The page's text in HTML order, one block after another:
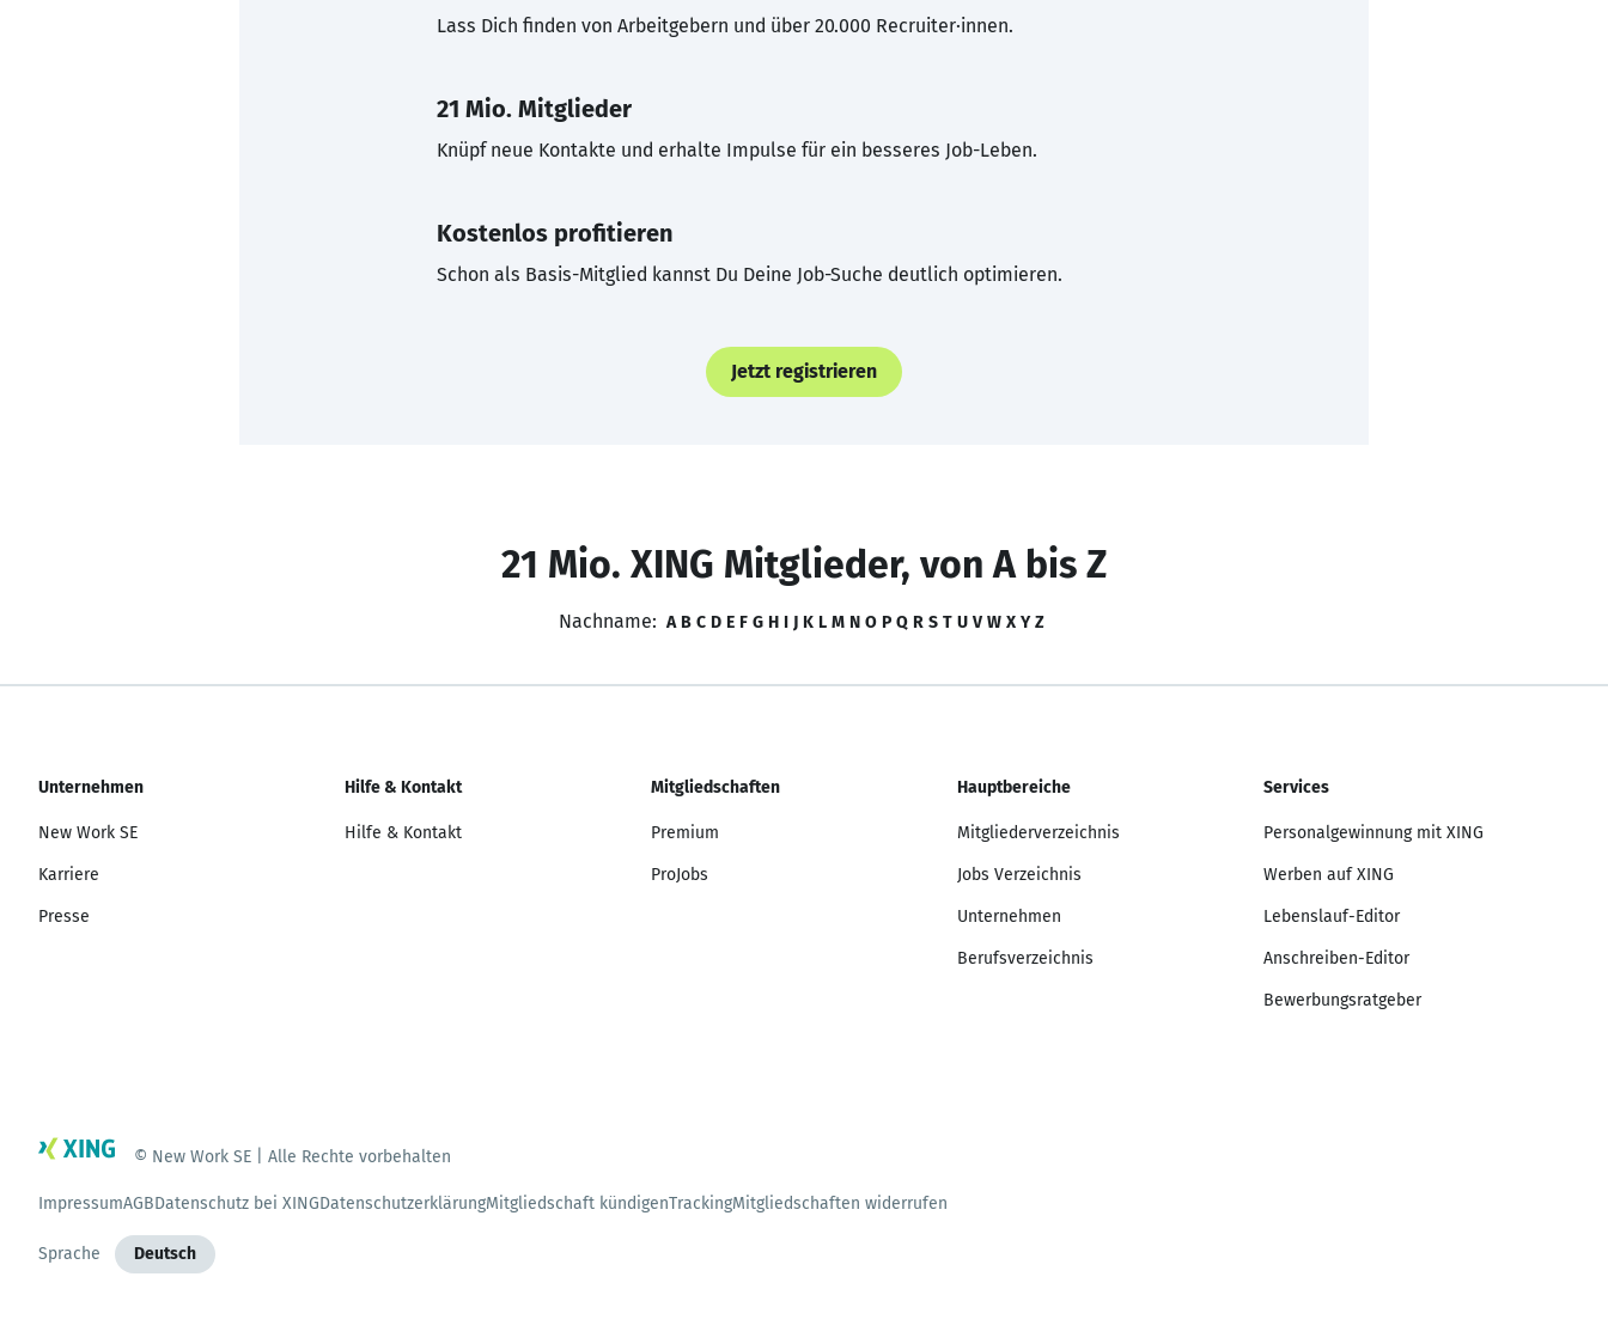
Lass Dich finden von Arbeitgebern und über 20.000 Recruiter·innen.
21 Mio. Mitglieder
Knüpf neue Kontakte und erhalte Impulse für ein besseres Job-Leben.
Kostenlos profitieren
Schon als Basis-Mitglied kannst Du Deine Job-Suche deutlich optimieren.
Jetzt registrieren
21 Mio. XING Mitglieder, von A bis Z
Nachname: A B C D E F G H I J K L M N O P Q R S T U V W X Y Z
Unternehmen
New Work SE
Karriere
Presse
Hilfe & Kontakt
Hilfe & Kontakt
Mitgliedschaften
Premium
ProJobs
Hauptbereiche
Mitgliederverzeichnis
Jobs Verzeichnis
Unternehmen
Berufsverzeichnis
Services
Personalgewinnung mit XING
Werben auf XING
Lebenslauf-Editor
Anschreiben-Editor
Bewerbungsratgeber
© New Work SE | Alle Rechte vorbehalten
ImpressumAGBDatenschutz bei XINGDatenschutzerklärungMitgliedschaft kündigenTrackingMitgliedschaften widerrufen
Sprache Deutsch